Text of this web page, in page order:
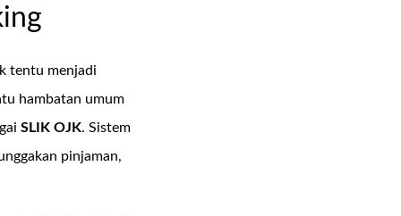
tentu menjadi
hambatan umum
SLIK OJK. Sistem
pinjaman,